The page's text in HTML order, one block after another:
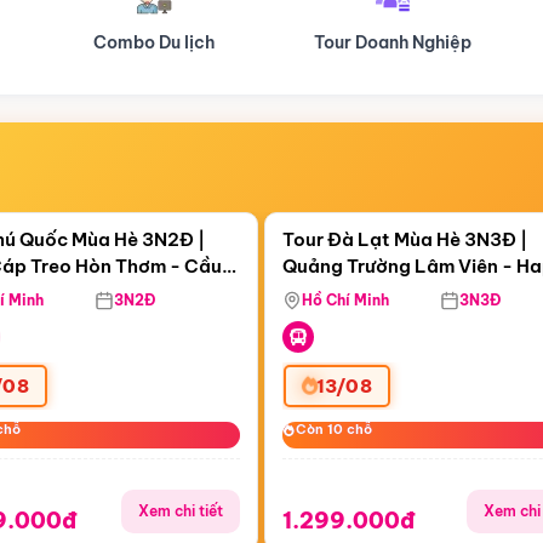
Tour Doanh Nghiệp Du lịch Hành Hương
00:58:30
Treo Hòn Thơm
Quốc Mùa Hè 3N2Đ |
Treo Hòn Thơm - Cầu
Viên Nước Aquatopia
Minh 3N2Đ
Xem chi tiết
Còn06 ngày 00:58:30
Tour Đà Lạt Mùa Hè 3N3Đ |
Quảng Trường Lâm Viên -
Hill - Puppy Farm
Hồ Chí Minh 3N3Đ
13/08
Còn 10 chỗ
Còn 10 chỗ
1.299.000đ Xem